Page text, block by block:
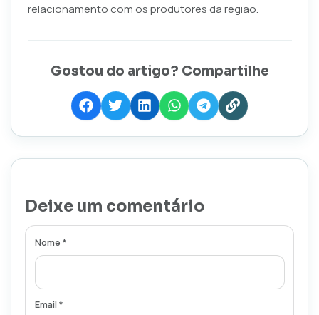
relacionamento com os produtores da região.
Gostou do artigo? Compartilhe
Deixe um comentário
Nome *
Email *